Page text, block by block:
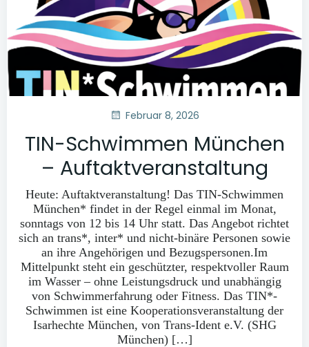
Februar 8, 2026
TIN-Schwimmen München
– Auftaktveranstaltung
Heute: Auftaktveranstaltung! Das TIN-Schwimmen
München* findet in der Regel einmal im Monat,
sonntags von 12 bis 14 Uhr statt. Das Angebot richtet
sich an trans*, inter* und nicht-binäre Personen sowie
an ihre Angehörigen und Bezugspersonen.Im
Mittelpunkt steht ein geschützter, respektvoller Raum
im Wasser – ohne Leistungsdruck und unabhängig
von Schwimmerfahrung oder Fitness. Das TIN*-
Schwimmen ist eine Kooperationsveranstaltung der
Isarhechte München, von Trans-Ident e.V. (SHG
München) […]